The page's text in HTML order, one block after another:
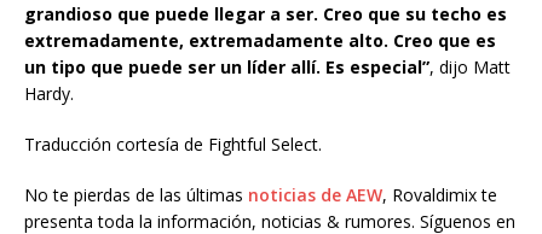
grandioso que puede llegar a ser. Creo que su techo es
extremadamente, extremadamente alto. Creo que es
un tipo que puede ser un líder allí. Es especial”, dijo Matt
Hardy.
Traducción cortesía de Fightful Select.
No te pierdas de las últimas noticias de AEW, Rovaldimix te
presenta toda la información, noticias & rumores. Síguenos en